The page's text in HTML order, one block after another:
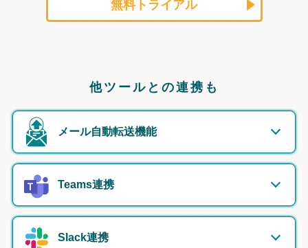
無料トライアル
他ツールとの連携も
メール自動転送機能
Teams連携
Slack連携